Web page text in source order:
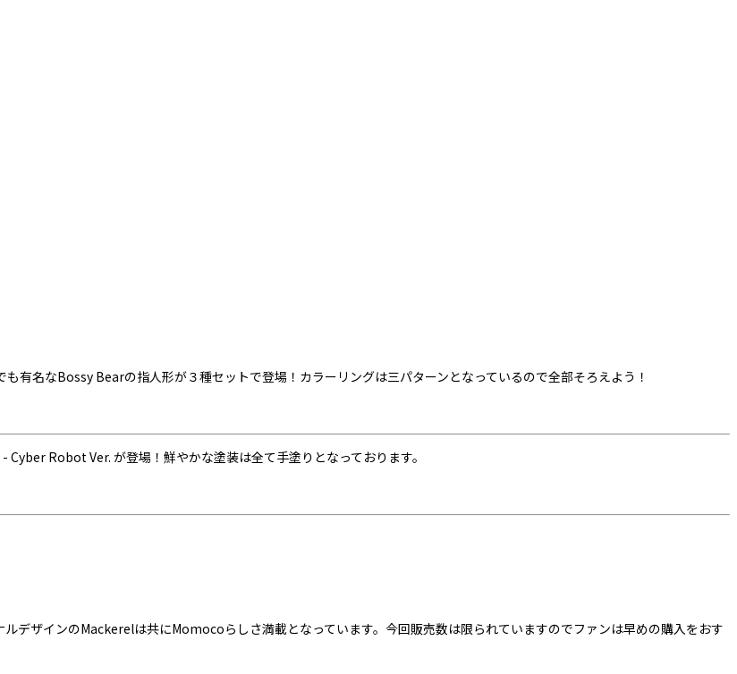
名なBossy Bearの指人形が３種セットで登場！カラーリングは三パターンとなっているので全部そろえよう！
Robot Ver. が登場！鮮やかな塗装は全て手塗りとなっております。
デザインのMackerelは共にMomocoらしさ満載となっています。今回販売数は限られていますのでファンは早めの購入をおす